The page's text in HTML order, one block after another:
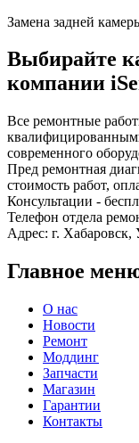
Замена задней
Выбирайте
компании
Все ремонтные
современного
Пред ремонтная
стоимость работ,
Консультации -
Телефон отдела
Адрес: г. Хабаровск,
Главное
О нас
Новости
Ремонт
Моддинг
Запчасти
Магазин
Гарантии
Контакты